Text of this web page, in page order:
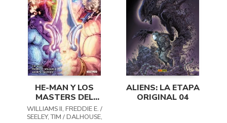
HE-MAN Y LOS
MASTERS DEL
UNIVERSO 01: LA
ESPADA DE LOS
WILLIAMS II, FREDDIE E. /
SEELEY, TIM / DALHOUSE,
ALIENS: LA ETAPA
ORIGINAL 04